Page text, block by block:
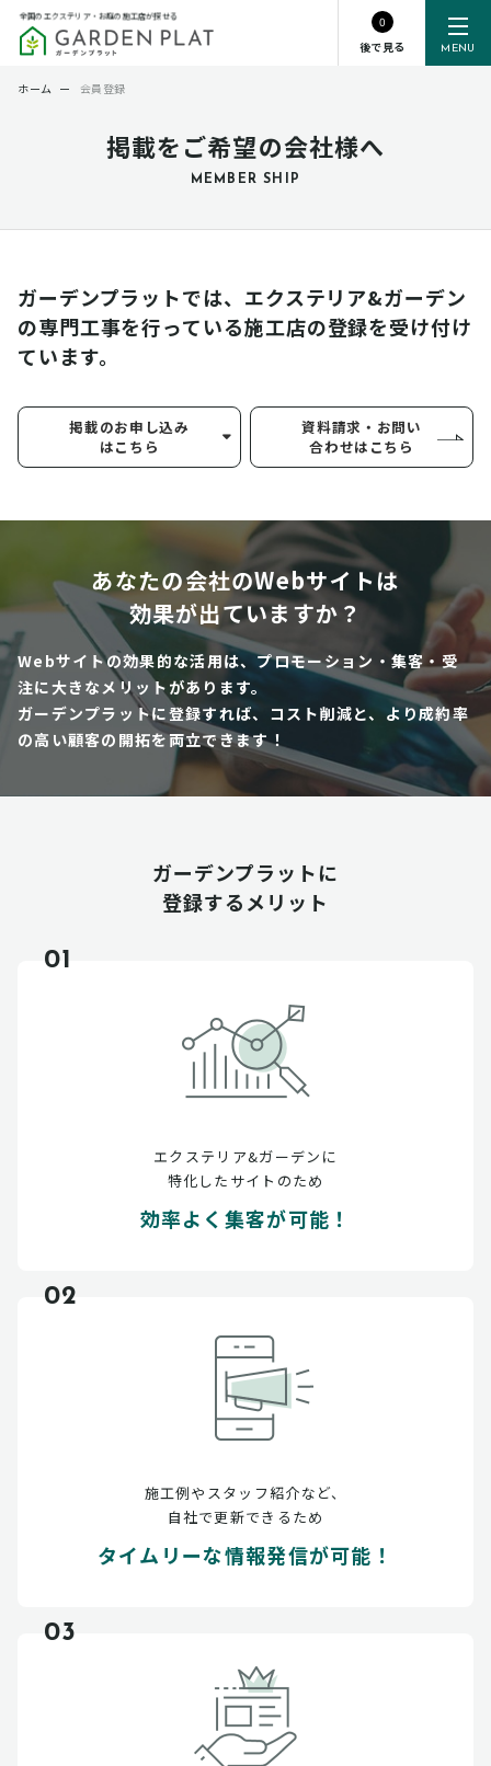
MENU
全国のエクステリア・お庭の施工店が探せる
0
後で見る
掲載をご希望の会社様へ
MEMBER SHIP
ホーム ー 会員登録
ガーデンプラットでは、エクステリア&ガーデン
の専門工事を行っている施工店の登録を受け付け
ています。
掲載のお申し込み
はこちら
資料請求・お問い
合わせはこちら
あなたの会社のWebサイトは
効果が出ていますか？
Webサイトの効果的な活用は、プロモーション・集客・受
注に大きなメリットがあります。
ガーデンプラットに登録すれば、コスト削減と、より成約率
の高い顧客の開拓を両立できます！
ガーデンプラットに
登録するメリット
01
エクステリア&ガーデンに
特化したサイトのため
効率よく集客が可能！
02
施工例やスタッフ紹介など、
自社で更新できるため
タイムリーな情報発信が可能！
03